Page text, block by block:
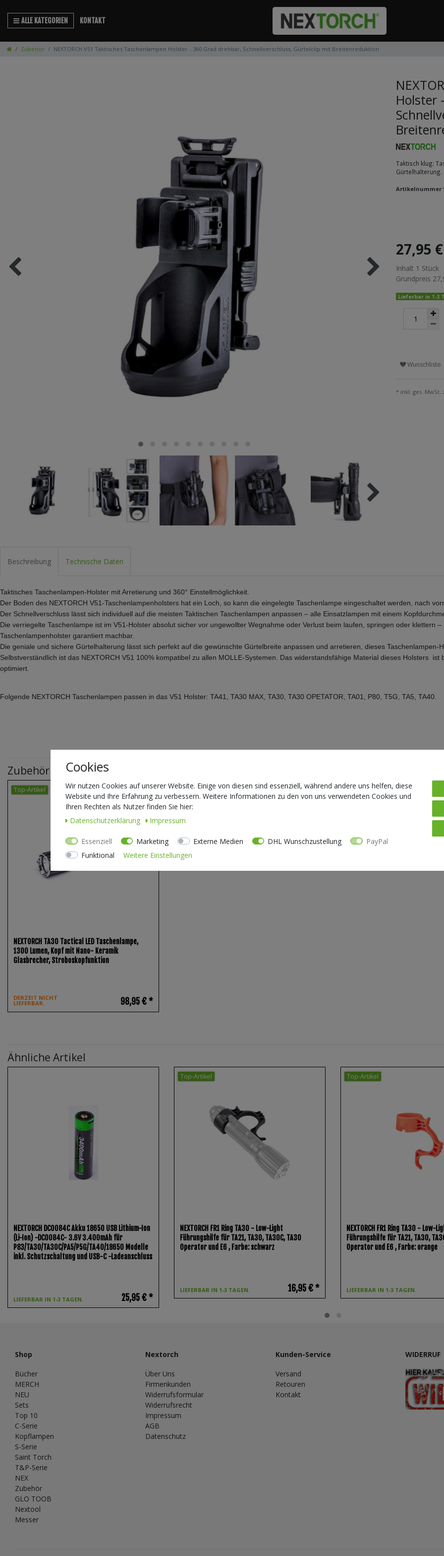
ALLE KATEGORIEN KONTAKT
Zubehör NEXTORCH V51 Taktisches Taschenlampen Holster - 360 Grad drehbar, Schnellverschluss, Gürtelclip mit Breitenreduktion
Holster
Taktisch klug:
Gürtelhalterung.
Artikelnummer
27,95 €
Inhalt 1 Stück
Grundpreis
Lieferbar in 1-3
Wunschliste
* inkl. ges. MwSt.
Beschreibung Technische Daten
Taktisches Taschenlampen-Holster mit Arretierung und 360° Einstellmöglichkeit.
Der Boden des NEXTORCH V51-Taschenlampenholsters hat ein Loch, so kann die eingelegte Taschenlampe eingeschaltet werden, nach
Der Schnellverschluss lässt sich individuell auf die meisten Taktischen Taschenlampen anpassen – alle Einsatzlampen mit einem
Die verriegelte Taschenlampe ist im V51-Holster absolut sicher vor ungewollter Wegnahme oder Verlust beim laufen, springen oder klettern
Taschenlampenholster garantiert machbar.
Die geniale und sichere Gürtelhalterung lässt sich perfekt auf die gewünschte Gürtelbreite anpassen und arretieren, dieses Taschenlampen-
Selbstverständlich ist das NEXTORCH V51 100% kompatibel zu allen MOLLE-Systemen. Das widerstandsfähige Material dieses Holsters
optimiert.
Folgende NEXTORCH Taschenlampen passen in das V51 Holster: TA41, TA30 MAX, TA30, TA30 OPETATOR, TA01, P80, T5G, TA5, TA40.
Zubehör
Top-Artikel
NEXTORCH TA30 Tactical LED Taschenlampe,
1300 Lumen, Kopf mit Nano- Keramik
Glasbrecher, Stroboskopfunktion
DERZEIT NICHT
LIEFERBAR. 98,95 € *
Ähnliche Artikel
NEXTORCH DC0084C Akku 18650 USB Lithium-Ion
(Li-Ion) -DC0084C- 3.6V 3.400mAh für
P83/TA30/TA30C/PA5/P5G/TA40/18650 Modelle
inkl. Schutzschaltung und USB-C -Ladeanschluss
LIEFERBAR IN 1-3 TAGEN. 25,95 € *
Top-Artikel
NEXTORCH FR1 Ring TA30 - Low-Light
Führungshilfe für TA21, TA30, TA30C, TA30
Operator und E6, Farbe: schwarz
LIEFERBAR IN 1-3 TAGEN. 16,95 € *
Top-Artikel
NEXTORCH FR1 Ring TA30 - Low-
Führungshilfe für TA21, TA30,
Operator und E6, Farbe: orange
LIEFERBAR IN 1-3 TAGEN.
Shop
Bücher
MERCH
NEU
Sets
Top 10
C-Serie
Kopflampen
S-Serie
Saint Torch
T&P-Serie
NEX
Zubehör
GLO TOOB
Nextool
Messer
Nextorch
Über Uns
Firmenkunden
Widerrufsformular
Widerrufsrecht
Impressum
AGB
Datenschutz
Kunden-Service
Versand
Retouren
Kontakt
WIDERRUF
Cookies
Wir nutzen Cookies auf unserer Website. Einige von diesen sind essenziell, während andere uns helfen, diese
Website und Ihre Erfahrung zu verbessern. Weitere Informationen zu den von uns verwendeten Cookies und
Ihren Rechten als Nutzer finden Sie hier:
Daten­schutz­erklärung
Impressum
Essenziell Marketing Externe Medien DHL Wunschzustellung
PayPal
Funktional
Weitere Einstellungen